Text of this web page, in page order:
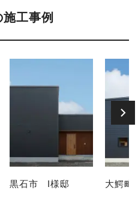
工事例
黒石市 I様邸 大鰐